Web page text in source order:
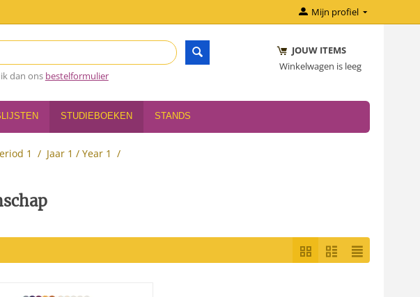
Mijn profiel
dan ons bestelformulier
JOUW ITEMS
Winkelwagen is leeg
STUDIEBOEKEN STANDS
1 / Jaar 1 / Year 1 /